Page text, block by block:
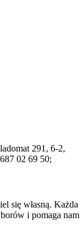
291, 6-2,
02 69 50;
się własną. Każda
i pomaga nam